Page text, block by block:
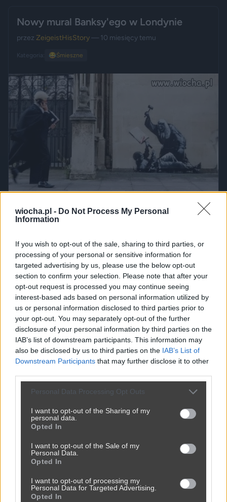
wiocha.pl - Do Not Process My Personal
Information
If you wish to opt-out of the sale, sharing to third parties, or
processing of your personal or sensitive information for
targeted advertising by us, please use the below opt-out
section to confirm your selection. Please note that after your
opt-out request is processed you may continue seeing
interest-based ads based on personal information utilized by
us or personal information disclosed to third parties prior to
your opt-out. You may separately opt-out of the further
disclosure of your personal information by third parties on the
IAB’s list of downstream participants. This information may
also be disclosed by us to third parties on the IAB’s List of
Downstream Participants that may further disclose it to other
Personal Data Processing Opt Outs
I want to opt-out of the Sharing of my
personal data.
Opted In
I want to opt-out of the Sale of my
Personal Data.
Opted In
I want to opt-out of processing my
Personal Data for Targeted Advertising.
Opted In
Nowy mural Banksy'ego w Londynie
przez ZeigeistHisStory— 10 miesięcy temu
Kategoria: 😂Śmieszne
20 2 Udostępnij
Potrzymajcie mi torebkę, zaraz wracam
przezbaldwon— 10 miesięcy temu wgrane.pl
Kategoria: 📦Inne